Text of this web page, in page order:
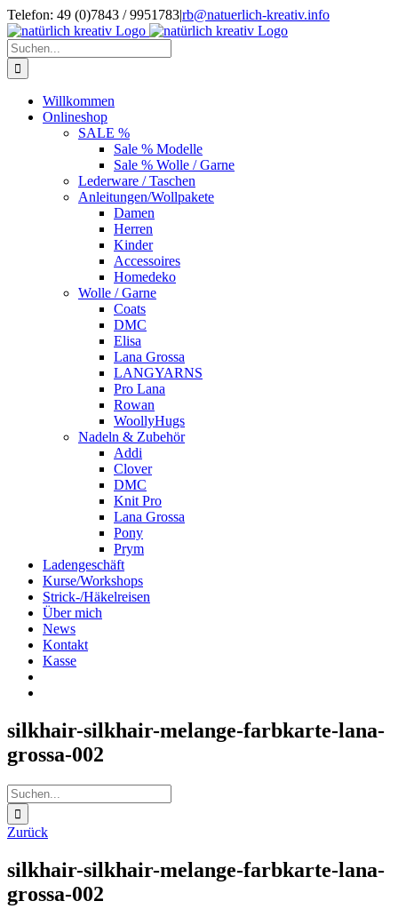
Zum
Inhalt
springen
Telefon: 49 (0)7843 / 9951783|rb@natuerlich-kreativ.info
Suche
nach:
Willkommen
Onlineshop
SALE %
Sale % Modelle
Sale % Wolle / Garne
Lederware / Taschen
Anleitungen/Wollpakete
Damen
Herren
Kinder
Accessoires
Homedeko
Wolle / Garne
Coats
DMC
Elisa
Lana Grossa
LANGYARNS
Pro Lana
Rowan
WoollyHugs
Nadeln & Zubehör
Addi
Clover
DMC
Knit Pro
Lana Grossa
Pony
Prym
Ladengeschäft
Kurse/Workshops
Strick-/Häkelreisen
Über mich
News
Kontakt
Kasse
silkhair-silkhair-melange-farbkarte-lana-
grossa-002
Suche
nach:
Zurück
silkhair-silkhair-melange-farbkarte-lana-
grossa-002